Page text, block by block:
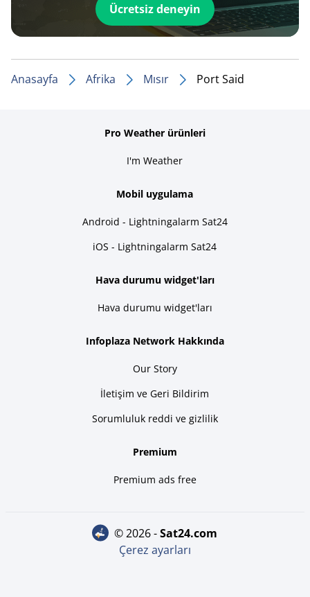
Ücretsiz deneyin
Anasayfa Afrika Mısır Port Said
Pro Weather ürünleri
I'm Weather
Mobil uygulama
Android - Lightningalarm Sat24
iOS - Lightningalarm Sat24
Hava durumu widget'ları
Hava durumu widget'ları
Infoplaza Network Hakkında
Our Story
İletişim ve Geri Bildirim
Sorumluluk reddi ve gizlilik
Premium
Premium ads free
© 2026 - sat24.com
Çerez ayarları